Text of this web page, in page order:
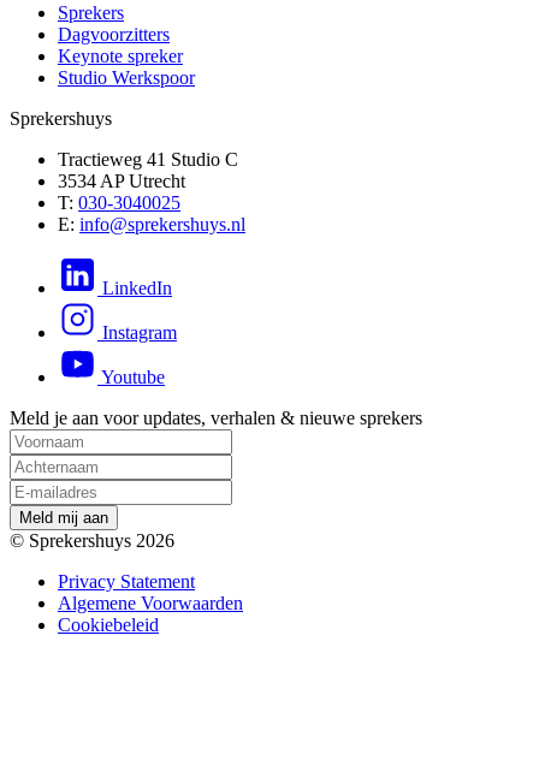
Sprekers
Dagvoorzitters
Keynote spreker
Studio Werkspoor
Sprekershuys
Tractieweg 41 Studio C
3534 AP Utrecht
T: 030-3040025
E: info@sprekershuys.nl
LinkedIn
Instagram
Youtube
Meld je aan voor updates, verhalen & nieuwe sprekers
Meld mij aan
© Sprekershuys 2026
Privacy Statement
Algemene Voorwaarden
Cookiebeleid